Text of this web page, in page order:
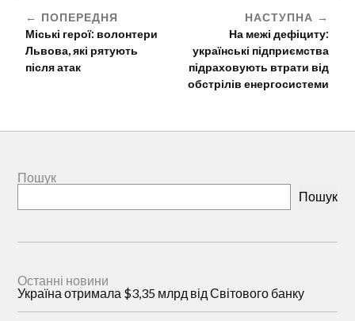
ПОПЕРЕДНЯ
Міські герої: волонтери
Львова, які рятують
після атак
НАСТУПНА
На межі дефіциту:
українські підприємства
підраховують втрати від
обстрілів енергосистеми
Пошук
Пошук
Останні новини
Україна отримала $3,35 млрд від Світового банку